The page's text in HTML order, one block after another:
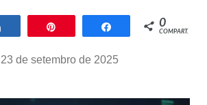
Compartilhar Compartilhar
0
COMPART.
23 de setembro de 2025